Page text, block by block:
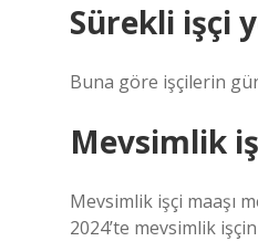
Sürekli işçi
Buna göre işçilerin
Mevsimlik
Mevsimlik işçi maaşı
2024’te mevsimlik